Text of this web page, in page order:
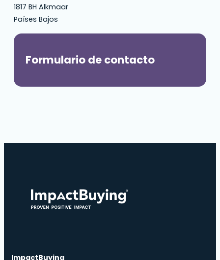
1817 BH Alkmaar
Países Bajos
Formulario de contacto
ImpactBuying